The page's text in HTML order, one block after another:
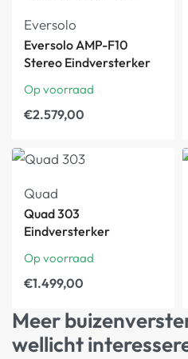
Eversolo
Eversolo AMP-F10
Stereo Eindversterker
Op voorraad
€2.579,00
Quad
Quad 303
Eindversterker
Op voorraad
€1.499,00
Meer
wellicht